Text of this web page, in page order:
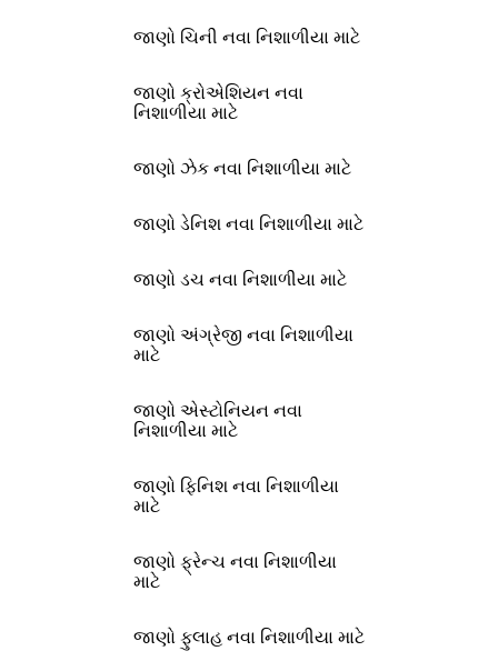
જાણો ચિની નવા નિશાળીયા માટે
જાણો ક્રોએશિયન નવા
નિશાળીયા માટે
જાણો ઝેક નવા નિશાળીયા માટે
જાણો ડેનિશ નવા નિશાળીયા માટે
જાણો ડચ નવા નિશાળીયા માટે
જાણો અંગ્રેજી નવા નિશાળીયા
માટે
જાણો એસ્ટોનિયન નવા
નિશાળીયા માટે
જાણો ફિનિશ નવા નિશાળીયા
માટે
જાણો ફ્રેન્ચ નવા નિશાળીયા
માટે
જાણો ફુલાહ નવા નિશાળીયા માટે